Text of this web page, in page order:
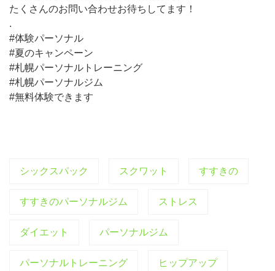
たくさんのお問い合わせお待ちしてます！
.
#体験パーソナル
#夏のキャンペーン
#札幌パーソナルトレーニング
#札幌パーソナルジム
#無料体験できます
シックスパック スクワット すすきの
すすきのパーソナルジム ストレス
ダイエット パーソナルジム
パーソナルトレーニング ヒップアップ